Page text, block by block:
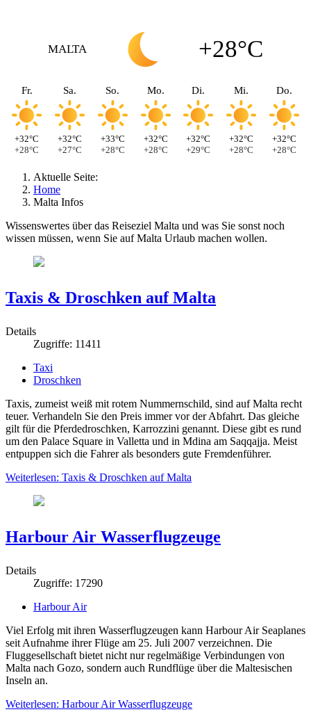
MALTA +28°C
Fr.
+32°C
+28°C
Sa.
+32°C
+27°C
So.
+33°C
+28°C
Mo.
+32°C
+28°C
Di.
+32°C
+29°C
Mi.
+32°C
+28°C
Do.
+32°C
+28°C
Aktuelle Seite:
Home
Malta Infos
Wissenswertes über das Reiseziel Malta und was Sie sonst noch
wissen müssen, wenn Sie auf Malta Urlaub machen wollen.
Taxis & Droschken auf Malta
Details
Zugriffe: 11411
Taxi
Droschken
Taxis, zumeist weiß mit rotem Nummernschild, sind auf Malta recht
teuer. Verhandeln Sie den Preis immer vor der Abfahrt. Das gleiche
gilt für die Pferdedroschken, Karrozzini genannt. Diese gibt es rund
um den Palace Square in Valletta und in Mdina am Saqqajja. Meist
entpuppen sich die Fahrer als besonders gute Fremdenführer.
Weiterlesen: Taxis & Droschken auf Malta
Harbour Air Wasserflugzeuge
Details
Zugriffe: 17290
Harbour Air
Viel Erfolg mit ihren Wasserflugzeugen kann Harbour Air Seaplanes
seit Aufnahme ihrer Flüge am 25. Juli 2007 verzeichnen. Die
Fluggesellschaft bietet nicht nur regelmäßige Verbindungen von
Malta nach Gozo, sondern auch Rundflüge über die Maltesischen
Inseln an.
Weiterlesen: Harbour Air Wasserflugzeuge